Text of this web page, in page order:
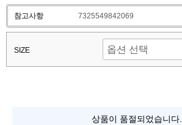
참고사항 7325549842069
SIZE
상품이 품절되었습니다.